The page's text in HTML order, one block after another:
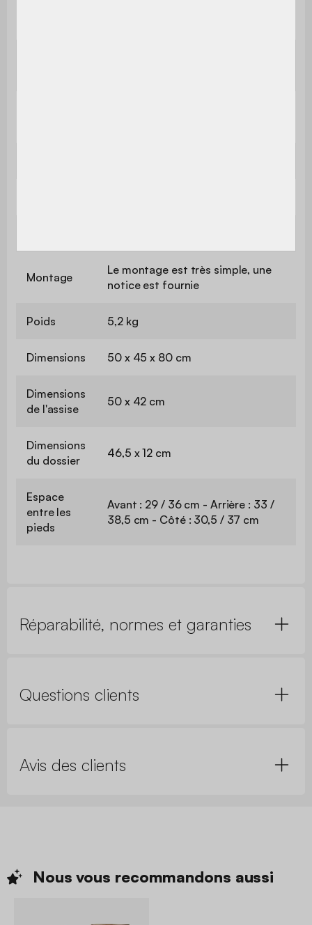
Montage
Le montage est très simple, une
notice est fournie
Poids 5,2 kg
Dimensions 50 x 45 x 80 cm
Dimensions
de l'assise
50 x 42 cm
Dimensions
du dossier
46,5 x 12 cm
Espace
entre les
pieds
Avant : 29 / 36 cm - Arrière : 33 /
38,5 cm - Côté : 30,5 / 37 cm
Réparabilité, normes et garanties
Questions clients
Avis des clients
Nous vous recommandons aussi